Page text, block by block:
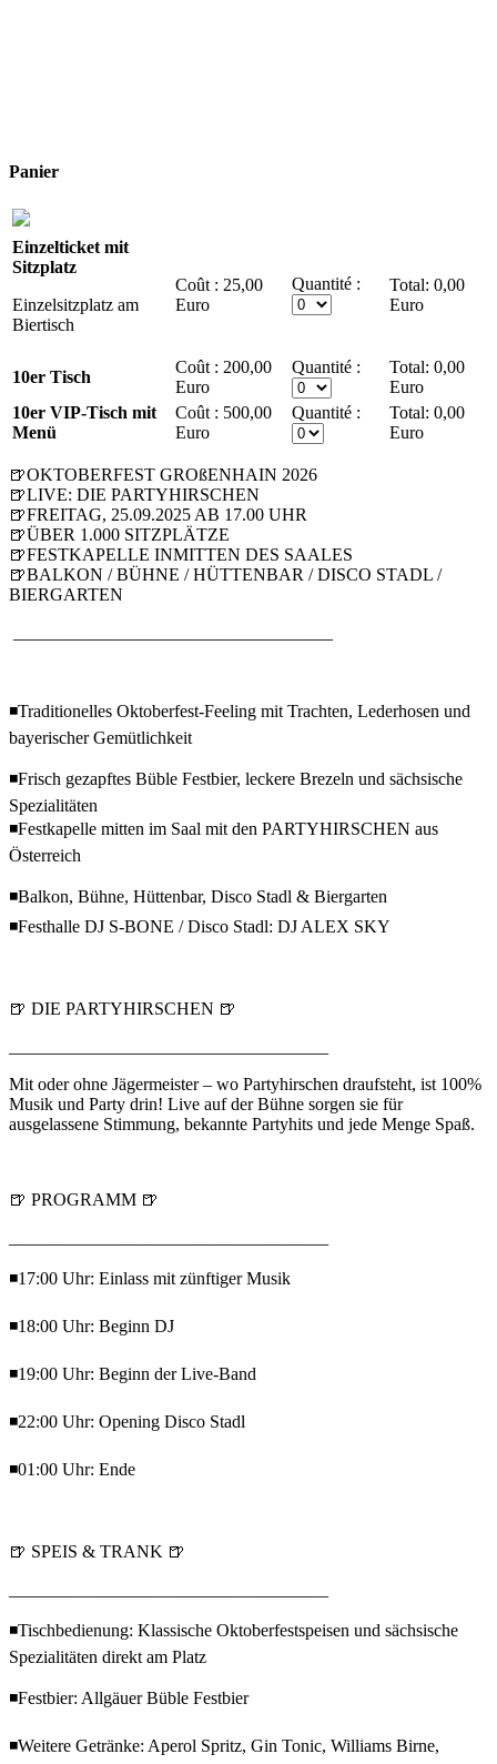
Panier
Einzelticket mit
Sitzplatz
Einzelsitzplatz am
Biertisch
Coût : 25,00
Euro
Quantité :
0,00
Euro
10er Tisch
Coût : 200,00
Euro
Quantité :
0,00
Euro
10er VIP-Tisch mit
Menü
Coût : 500,00
Euro
Quantité :
0,00
Euro
🍺OKTOBERFEST GROßENHAIN 2026
🍺LIVE: DIE PARTYHIRSCHEN
🍺FREITAG, 25.09.2025 AB 17.00 UHR
🍺ÜBER 1.000 SITZPLÄTZE
🍺FESTKAPELLE INMITTEN DES SAALES
🍺BALKON / BÜHNE / HÜTTENBAR / DISCO STADL /
BIERGARTEN
◾Traditionelles Oktoberfest-Feeling mit Trachten, Lederhosen und
bayerischer Gemütlichkeit
◾Frisch gezapftes Büble Festbier, leckere Brezeln und sächsische
Spezialitäten
◾Festkapelle mitten im Saal mit den PARTYHIRSCHEN aus
Österreich
◾Balkon, Bühne, Hüttenbar, Disco Stadl & Biergarten
◾Festhalle DJ S-BONE / Disco Stadl: DJ ALEX SKY
🍺 DIE PARTYHIRSCHEN 🍺
Mit oder ohne Jägermeister – wo Partyhirschen draufsteht, ist 100%
Musik und Party drin! Live auf der Bühne sorgen sie für
ausgelassene Stimmung, bekannte Partyhits und jede Menge Spaß.
🍺 PROGRAMM 🍺
◾17:00 Uhr: Einlass mit zünftiger Musik
◾18:00 Uhr: Beginn DJ
◾19:00 Uhr: Beginn der Live-Band
◾22:00 Uhr: Opening Disco Stadl
◾01:00 Uhr: Ende
🍺 SPEIS & TRANK 🍺
◾Tischbedienung: Klassische Oktoberfestspeisen und sächsische
Spezialitäten direkt am Platz
◾Festbier: Allgäuer Büble Festbier
◾Weitere Getränke: Aperol Spritz, Gin Tonic, Williams Birne,